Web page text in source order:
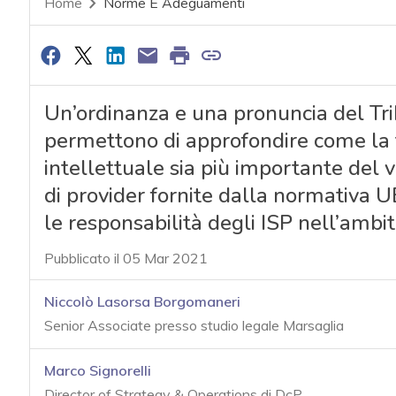
Un’ordinanza e una pronuncia del
permettono di approfondire come
intellettuale sia più importante del
di provider fornite dalla normativa
le responsabilità degli ISP
Pubblicato il 05 Mar 2021
Niccolò Lasorsa Borgomaneri
Senior Associate presso studio legale Marsaglia
Marco Signorelli